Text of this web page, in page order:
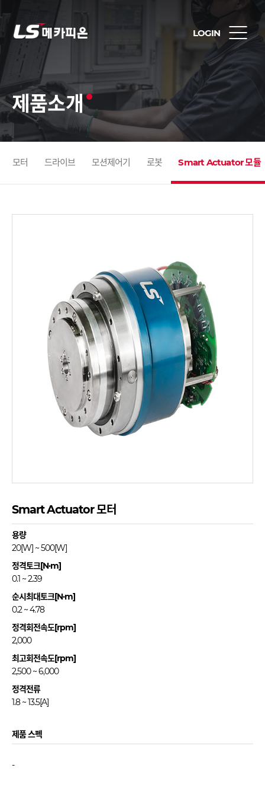
LOGIN
제품소개
모터 드라이브 모션제어기 로봇 Smart Actuator 모듈
Smart Actuator 모터
용량
20[W] ~ 500[W]
정격토크[N·m]
0.1 ~ 2.39
순시최대토크[N·m]
0.2 ~ 4.78
정격회전속도[rpm]
2,000
최고회전속도[rpm]
2,500 ~ 6,000
정격전류
1.8 ~ 13.5[A]
제품 스펙
-